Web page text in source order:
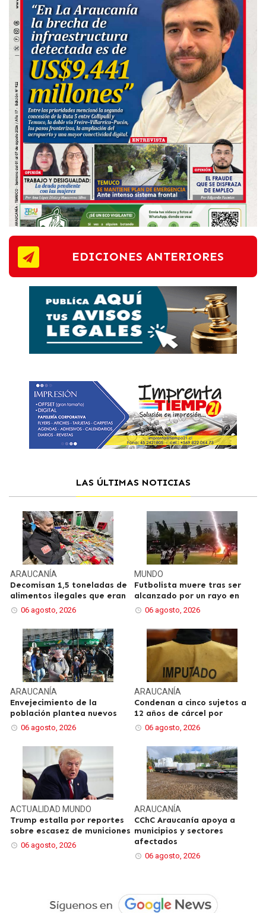
EDICIONES ANTERIORES
LAS ÚLTIMAS NOTICIAS
ARAUCANÍA
Decomisan 1,5 toneladas de
alimentos ilegales que eran
06 agosto, 2026
MUNDO
Futbolista muere tras ser
alcanzado por un rayo en
06 agosto, 2026
ARAUCANÍA
Envejecimiento de la
población plantea nuevos
06 agosto, 2026
ARAUCANÍA
Condenan a cinco sujetos a
12 años de cárcel por
06 agosto, 2026
ACTUALIDAD MUNDO
Trump estalla por reportes
sobre escasez de municiones
06 agosto, 2026
ARAUCANÍA
CChC Araucanía apoya a
municipios y sectores
afectados
06 agosto, 2026